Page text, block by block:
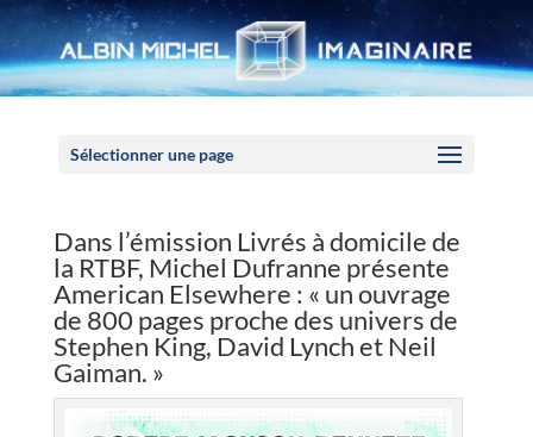
Sélectionner une page
Dans l’émission Livrés à domicile de
la RTBF, Michel Dufranne présente
American Elsewhere : « un ouvrage
de 800 pages proche des univers de
Stephen King, David Lynch et Neil
Gaiman. »
Panneau de gestion des cookies